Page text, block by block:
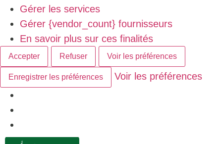
Gérer les services
Gérer {vendor_count} fournisseurs
En savoir plus sur ces finalités
Accepter Refuser Voir les préférences
Enregistrer les préférences Voir les préférences